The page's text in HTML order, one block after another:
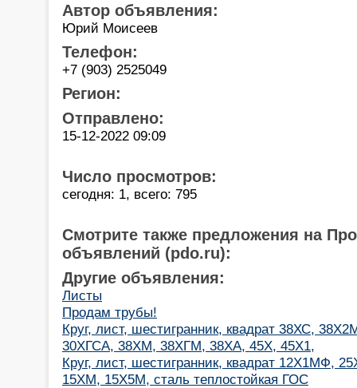
Автор объявления:
Юрий Моисеев
Телефон:
+7 (903) 2525049
Регион:
Отправлено:
15-12-2022 09:09
Число просмотров:
сегодня: 1, всего: 795
Смотрите также предложения на
объявлений (pdo.ru):
Другие объявления:
Листы
Продам трубы!
Круг, лист, шестигранник, квадрат 38ХС,
30ХГСА, 38ХМ, 38ХГМ, 38ХА, 45Х, 45Х1,
Круг, лист, шестигранник, квадрат 12Х1МФ,
15ХМ, 15Х5М, сталь теплостойкая ГОС